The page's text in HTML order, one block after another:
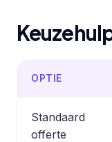
OPTIE
Standaard
offerte